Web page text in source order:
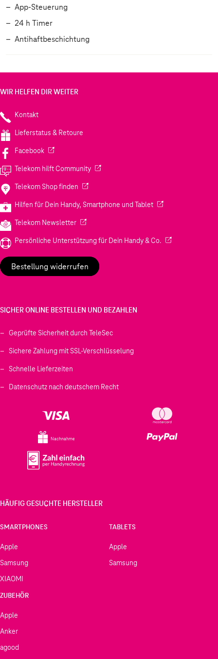
App-Steuerung
24 h Timer
Antihaftbeschichtung
WIR HELFEN DIR WEITER
Kontakt
Lieferstatus & Retoure
Facebook(Wird in einem neuen Tab geöffnet)
Telekom hilft Community(Wird in einem neuen Tab geöffnet)
Telekom Shop finden (Wird in einem neuen Tab geöffnet)
Hilfen für Dein Handy, Smartphone und Tablet(Wird in einem
Telekom Newsletter(Wird in einem neuen Tab geöffnet)
Persönliche Unterstützung für Dein Handy & Co. (Wird in einem
Bestellung widerrufen
SICHER ONLINE BESTELLEN UND BEZAHLEN
Geprüfte Sicherheit durch TeleSec
Sichere Zahlung mit SSL-Verschlüsselung
Schnelle Lieferzeiten
Datenschutz nach deutschem Recht
Nachnahme
HÄUFIG GESUCHTE HERSTELLER
SMARTPHONES
Apple
Samsung
XIAOMI
TABLETS
Apple
Samsung
ZUBEHÖR
Apple
Anker
agood